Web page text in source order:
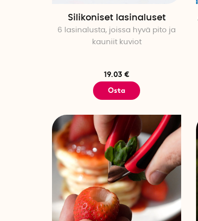
Silikoniset lasinaluset
6 lasinalusta, joissa hyvä pito ja
kauniit kuviot
19.03 €
Osta